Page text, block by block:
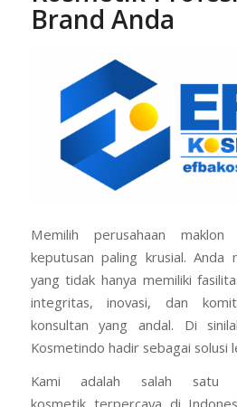
Brand Anda
Memilih perusahaan
keputusan paling krusial. Anda
yang tidak hanya memiliki
integritas, inovasi, dan
konsultan yang andal. Di
Kosmetindo hadir sebagai solusi
Kami adalah salah satu